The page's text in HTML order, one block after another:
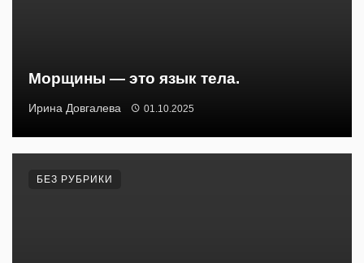
Морщины — это язык тела.
Ирина Довгалева 01.10.2025
БЕЗ РУБРИКИ